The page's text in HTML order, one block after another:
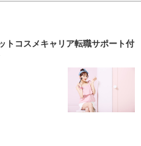
トコスメキャリア転職サポート付